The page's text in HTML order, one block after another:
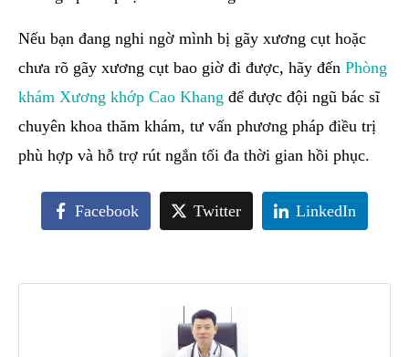
Nếu bạn đang nghi ngờ mình bị gãy xương cụt hoặc
chưa rõ gãy xương cụt bao giờ đi được, hãy đến Phòng
khám Xương khớp Cao Khang để được đội ngũ bác sĩ
chuyên khoa thăm khám, tư vấn phương pháp điều trị
phù hợp và hỗ trợ rút ngắn tối đa thời gian hồi phục.
Facebook Twitter LinkedIn